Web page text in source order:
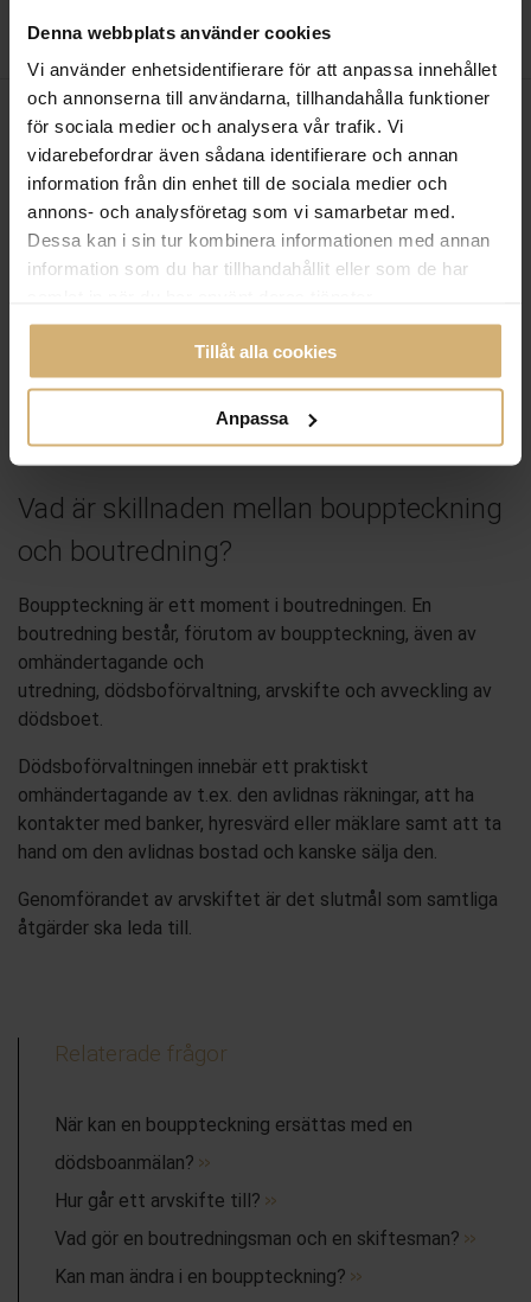
Denna webbplats använder cookies
Vi använder enhetsidentifierare för att anpassa innehållet
och annonserna till användarna, tillhandahålla funktioner
för sociala medier och analysera vår trafik. Vi
vidarebefordrar även sådana identifierare och annan
information från din enhet till de sociala medier och
annons- och analysföretag som vi samarbetar med.
Dessa kan i sin tur kombinera informationen med annan
information som du har tillhandahållit eller som de har
Tillåt alla cookies
Anpassa
BOUPPTECKNING
Vad är skillnaden mellan bouppteckning
och boutredning?
Bouppteckning är ett moment i boutredningen. En
boutredning består, förutom av bouppteckning, även av
omhändertagande och
utredning, dödsboförvaltning, arvskifte och avveckling av
dödsboet.
Dödsboförvaltningen innebär ett praktiskt
omhändertagande av t.ex. den avlidnas räkningar, att ha
kontakter med banker, hyresvärd eller mäklare samt att ta
hand om den avlidnas bostad och kanske sälja den.
Genomförandet av arvskiftet är det slutmål som samtliga
åtgärder ska leda till.
Relaterade frågor
När kan en bouppteckning ersättas med en
dödsboanmälan?
Hur går ett arvskifte till?
Vad gör en boutredningsman och en skiftesman?
Kan man ändra i en bouppteckning?